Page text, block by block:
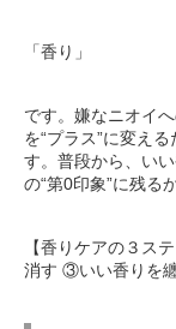
「香り」
です。嫌なニオイ
を“プラス”に変え
す。普段から、い
の“第0印象”に残る
【香りケアの３ス
消す ③いい香りを